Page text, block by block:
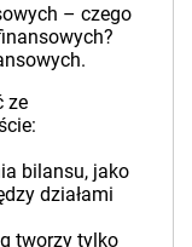
– czego
ze
bilansu, jako
działami
tworzy tylko